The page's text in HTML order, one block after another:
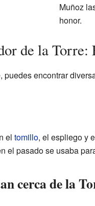
Muñoz
honor.
de la Torre:
puedes encontrar
el tomillo, el espliego y
el pasado se usaba
cerca de la